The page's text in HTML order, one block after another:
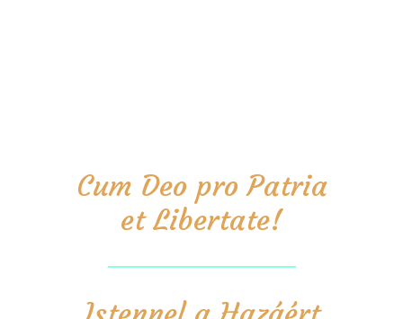
Cum Deo pro Patria
et Libertate!